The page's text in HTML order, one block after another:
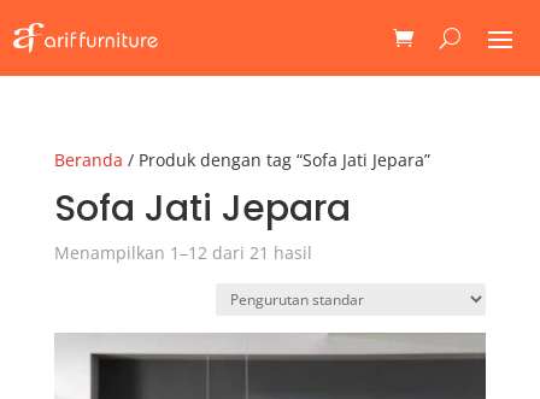
Beranda / Produk dengan tag “Sofa Jati Jepara”
Sofa Jati Jepara
Menampilkan 1–12 dari 21 hasil